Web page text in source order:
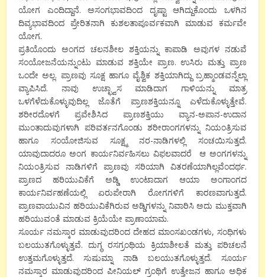
ಯೋಗ ಎಂದಿದ್ದಾನೆ. ಅಸಂಗಭಾವದಿಂದ ದೃಷ್ಟಾ ಆಗಿದ್ದುಕೊಂದು ಒಳಗಿನ
ದಿವ್ಯಭಾವದಿಂದ ಪ್ರೇರಿತನಾಗಿ ಕುಶಲತಾಪೂರ್ವಕವಾಗಿ ಮಾಡುವ ಕರ್ಮವೇ
ಯೋಗ.
ಪ್ರತಿಯೊಂದು ಅಂಗದ ಚಲನಶೀಲ ಶಕ್ತಿಯನ್ನು ಕಾಪಾಡಿ ಅವುಗಳ ನಡುವೆ
ಸಂಯೋಜನೆಯನ್ನುಂಟು ಮಾಡುವ ಶಕ್ತಿಯೇ ಪ್ರಾಣ. ಉಸಿರು ಮತ್ತು ಪ್ರಾಣ
ಒಂದೇ ಅಲ್ಲ. ಪ್ರಾಣವು ಸೂಕ್ಷ ಹಾಗೂ ವೈಶ್ವಿಕ ಶಕ್ತಿಯಾಗಿದ್ದು ಬ್ರಹ್ಮಾಂಡವನ್ನೆಲ್ಲಾ
ವ್ಯಾಪಿಸಿದೆ. ನಾವು ಉಚ್ಛ್ವಾಸ ಮಾಡಿದಾಗ ಗಾಳಿಯನ್ನು ಮಾತ್ರ
ಒಳಗೆಳೆದುಕೊಳ್ಳುವುದಿಲ್ಲ ಜೊತೆಗೆ ಪ್ರಾಣಶಕ್ತಿಯನ್ನೂ ಎಳೆದುಕೊಳ್ಳುತ್ತೇವೆ.
ಶರೀರದೊಳಗೆ ಪ್ರವೇಶಿಸಿದ ಪ್ರಾಣಶಕ್ತಿಯು ವ್ಯಾನ-ಅಪಾನ-ಉದಾನ
ಮುಂತಾದುವುಗಳಾಗಿ ಪರಿವರ್ತನಗೊಂಡು ಶರೀರಾಂಗಗಳನ್ನು ನಿಯಂತ್ರಿಸುವ
ಹಾಗೂ ಸಂಯೋಜಿಸುವ ಸೂಕ್ಷ್ಮ ನರ-ನಾಡಿಗಳಲ್ಲಿ ಸಂಚಯಿಸುತ್ತದೆ.
ಯಾವುದಾದರೂ ಅಂಗ ಕಾರ್ಯನಿರ್ವಹಿಸಲು ವಿಫಲವಾದರೆ ಆ ಅಂಗಗಳನ್ನು
ನಿಯಂತ್ರಿಸುವ ನಾಡಿಗಳಿಗೆ ಪ್ರಾಣವು ಸರಿಯಾಗಿ ವಿತರಣೆಯಾಗಿಲ್ಲವೆಂದರ್ಥ.
ಪ್ರಾಣದ ಹರಿಯುವಿಕೆಗೆ ಅಡ್ಡಿ ಉಂಟಾದಾಗ ಆಯಾ ಅಂಗಾಂಗದ
ಕಾರ್ಯನಿರ್ವಹಣೆಯಲ್ಲಿ ಏರುಪೇರಾಗಿ ರೋಗಗಳಿಗೆ ಕಾರಣವಾಗುತ್ತದೆ.
ಪ್ರಾಣವಾಯುವಿನ ಹರಿಯುವಿಕೆಗಿರುವ ಅಡ್ಡಿಗಳನ್ನು ನಿವಾರಿಸಿ ಅದು ಮುಕ್ತವಾಗಿ
ಹರಿಯುವಂತೆ ಮಾಡುವ ಕ್ರಿಯೆಯೇ ಪ್ರಾಣಾಯಾಮ.
ಸೂರ್ಯ ನಮಸ್ಕಾರ ಮಾಡುವುದರಿಂದ ದೇಹದ ಮಾಂಸಖಂಡಗಳು, ಸಂಧಿಗಳು
ಬಲಯುತಗೊಳ್ಳುತ್ತವೆ. ದುಗ್ಧ ರಸಗ್ರಂಥಿಯ ಕ್ರಿಯಾಶೀಲತೆ ಮತ್ತು ಪರಿಚಲನೆ
ಉತ್ತಮಗೊಳ್ಳುತ್ತದೆ. ಸುಷುಮ್ನಾ ನಾಡಿ ಬಲಯುತಗೊಳ್ಳುತ್ತದೆ. ಸೂರ್ಯ
ನಮಸ್ಕಾರ ಮಾಡುವುದರಿಂದ ಪೀನಿಯಲ್ ಗ್ರಂಥಿಗೆ ಉತ್ತೇಜನ ಹಾಗೂ ಅಧಿಕ